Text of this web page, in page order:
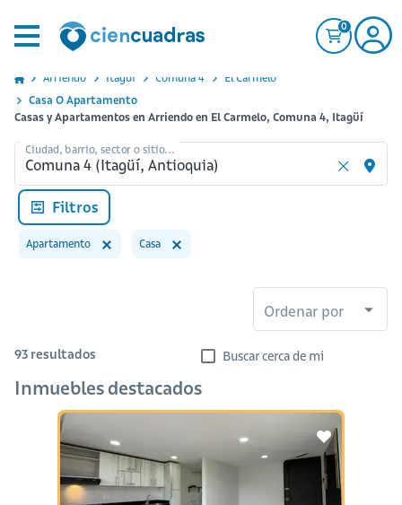
0
Arriendo Itagui Comuna 4
El Carmelo
Casa O Apartamento
Casas y Apartamentos en Arriendo en El Carmelo, Comuna 4, Itagüí
Ciudad, barrio, sector o sitio...
Filtros
Apartamento Casa
Ordenar por
93 resultados Buscar cerca de mi
Inmuebles destacados